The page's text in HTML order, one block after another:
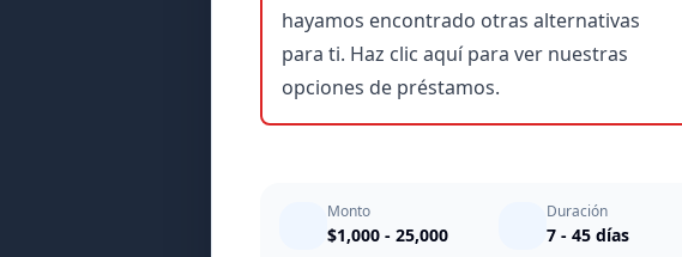
hayamos encontrado otras alternativas
para ti. Haz clic aquí para ver nuestras
opciones de préstamos.
Monto
$1,000 - 25,000
Duración
7 - 45 días